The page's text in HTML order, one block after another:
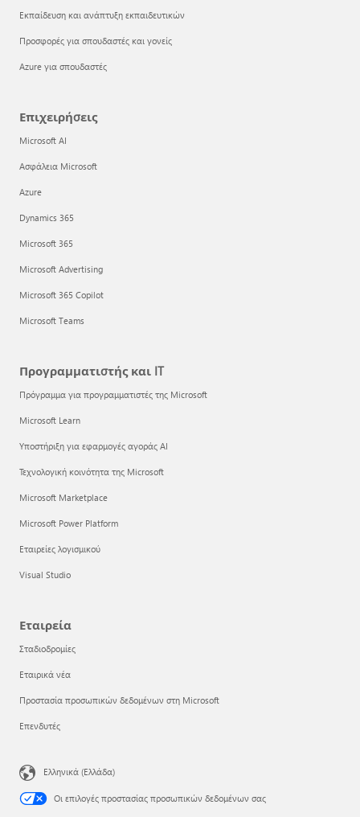
Εκπαίδευση και ανάπτυξη εκπαιδευτικών
Προσφορές για σπουδαστές και γονείς
Azure για σπουδαστές
Επιχειρήσεις
Microsoft AI
Ασφάλεια Microsoft
Azure
Dynamics 365
Microsoft 365
Microsoft Advertising
Microsoft 365 Copilot
Microsoft Teams
Προγραμματιστής και IT
Πρόγραμμα για προγραμματιστές της Microsoft
Microsoft Learn
Υποστήριξη για εφαρμογές αγοράς AI
Τεχνολογική κοινότητα της Microsoft
Microsoft Marketplace
Microsoft Power Platform
Εταιρείες λογισμικού
Visual Studio
Εταιρεία
Σταδιοδρομίες
Εταιρικά νέα
Προστασία προσωπικών δεδομένων στη Microsoft
Επενδυτές
Ελληνικά (Ελλάδα)
Οι επιλογές προστασίας προσωπικών δεδομένων σας